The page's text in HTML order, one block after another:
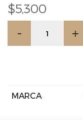
$5,300
-
Mantequilla
+
MARCA